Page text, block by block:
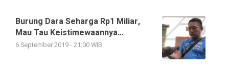
Burung Dara Seharga Rp1 Miliar,
Mau Tau Keistimewaannya…
6 September 2019 - 21:00 WIB